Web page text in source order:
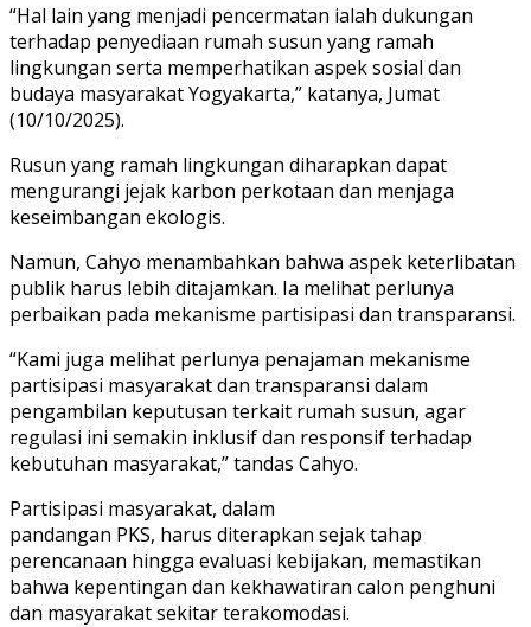
“Hal lain yang menjadi pencermatan ialah dukungan
terhadap penyediaan rumah susun yang ramah
lingkungan serta memperhatikan aspek sosial dan
budaya masyarakat Yogyakarta,” katanya, Jumat
(10/10/2025).
Rusun yang ramah lingkungan diharapkan dapat
mengurangi jejak karbon perkotaan dan menjaga
keseimbangan ekologis.
Namun, Cahyo menambahkan bahwa aspek keterlibatan
publik harus lebih ditajamkan. Ia melihat perlunya
perbaikan pada mekanisme partisipasi dan transparansi.
“Kami juga melihat perlunya penajaman mekanisme
partisipasi masyarakat dan transparansi dalam
pengambilan keputusan terkait rumah susun, agar
regulasi ini semakin inklusif dan responsif terhadap
kebutuhan masyarakat,” tandas Cahyo.
Partisipasi masyarakat, dalam
pandangan PKS, harus diterapkan sejak tahap
perencanaan hingga evaluasi kebijakan, memastikan
bahwa kepentingan dan kekhawatiran calon penghuni
dan masyarakat sekitar terakomodasi.